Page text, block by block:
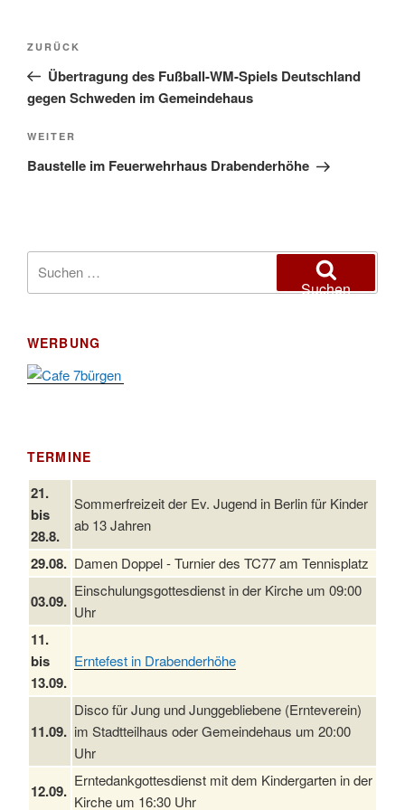
Beitragsnavigation
Vorheriger
Beitrag
ZURÜCK
Übertragung des Fußball-WM-Spiels Deutschland
gegen Schweden im Gemeindehaus
Nächster
Beitrag
WEITER
Baustelle im Feuerwehrhaus Drabenderhöhe
nach:
Suchen
WERBUNG
TERMINE
21.
bis
28.8.
Sommerfreizeit der Ev. Jugend in Berlin für Kinder
ab 13 Jahren
29.08. Damen Doppel - Turnier des TC77 am Tennisplatz
03.09.
Einschulungsgottesdienst in der Kirche um 09:00
Uhr
11.
bis
13.09.
Erntefest in Drabenderhöhe
11.09.
Disco für Jung und Junggebliebene (Ernteverein)
im Stadtteilhaus oder Gemeindehaus um 20:00
Uhr
12.09.
Erntedankgottesdienst mit dem Kindergarten in der
Kirche um 16:30 Uhr